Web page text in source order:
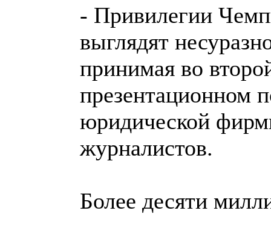
- Привилегии
выглядят
принимая во
презентационном
юридической
журналистов.
Более десяти